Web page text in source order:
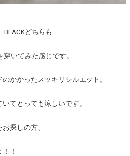
BLACKどちらも
いてみた感じです。
かかったスッキリシルエット。
てとっても涼しいです。
探しの方、
！